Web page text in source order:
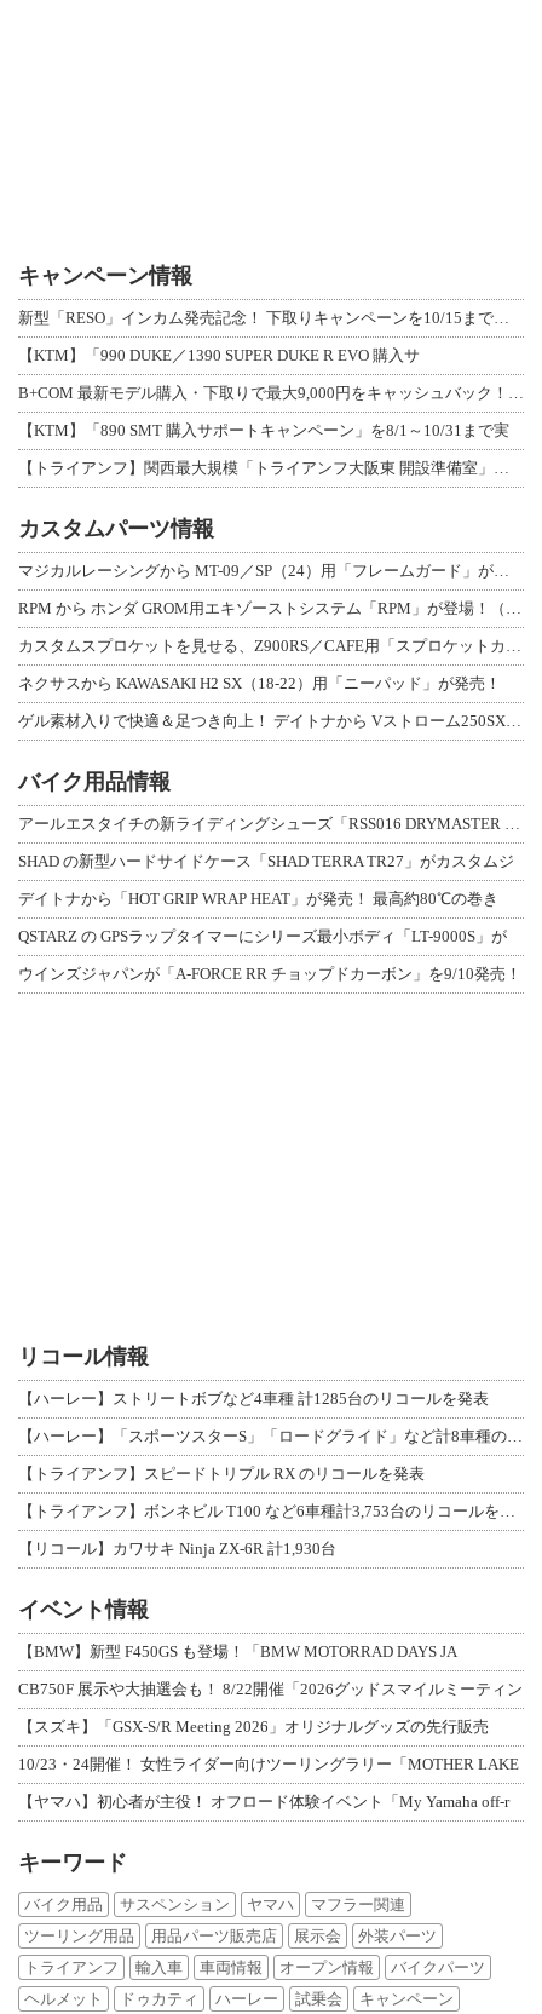
キャンペーン情報
新型「RESO」インカム発売記念！ 下取りキャンペーンを10/15まで延長して開
【KTM】「990 DUKE／1390 SUPER DUKE R EVO 購入サ
B+COM 最新モデル購入・下取りで最大9,000円をキャッシュバック！「B+F
【KTM】「890 SMT 購入サポートキャンペーン」を8/1～10/31まで実
【トライアンフ】関西最大規模「トライアンフ大阪東 開設準備室」がオープン！ 限定
カスタムパーツ情報
マジカルレーシングから MT-09／SP（24）用「フレームガード」が登場！
RPM から ホンダ GROM用エキゾーストシステム「RPM」が登場！（動画あり
カスタムスプロケットを見せる、Z900RS／CAFE用「スプロケットカバーフルキ
ネクサスから KAWASAKI H2 SX（18-22）用「ニーパッド」が発売！
ゲル素材入りで快適＆足つき向上！ デイトナから Vストローム250SX用「快適ロ
バイク用品情報
アールエスタイチの新ライディングシューズ「RSS016 DRYMASTER スト
SHAD の新型ハードサイドケース「SHAD TERRA TR27」がカスタムジ
デイトナから「HOT GRIP WRAP HEAT」が発売！ 最高約80℃の巻き
QSTARZ の GPSラップタイマーにシリーズ最小ボディ「LT-9000S」が
ウインズジャパンが「A-FORCE RR チョップドカーボン」を9/10発売！
リコール情報
【ハーレー】ストリートボブなど4車種 計1285台のリコールを発表
【ハーレー】「スポーツスターS」「ロードグライド」など計8車種のリコールを発表
【トライアンフ】スピードトリプル RX のリコールを発表
【トライアンフ】ボンネビル T100 など6車種計3,753台のリコールを発表
【リコール】カワサキ Ninja ZX-6R 計1,930台
イベント情報
【BMW】新型 F450GS も登場！「BMW MOTORRAD DAYS JA
CB750F 展示や大抽選会も！ 8/22開催「2026グッドスマイルミーティン
【スズキ】「GSX-S/R Meeting 2026」オリジナルグッズの先行販売
10/23・24開催！ 女性ライダー向けツーリングラリー「MOTHER LAKE
【ヤマハ】初心者が主役！ オフロード体験イベント「My Yamaha off-r
キーワード
バイク用品 サスペンション ヤマハ
マフラー関連
ツーリング用品
用品パーツ販売店 展示会
外装パーツ
トライアンフ
輸入車 車両情報 オープン情報
バイクパーツ
ヘルメット
ドゥカティ ハーレー 試乗会 キャンペーン